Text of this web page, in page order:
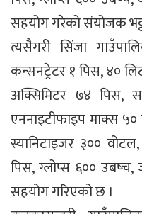
सहयोग गरेको संयोजक
त्यसैगरी सिंजा
कन्सनट्रेटर १ पिस, ४०
अक्सिमिटर ७४ पिस,
एननाइटीफाइप माक्स ५०
स्यानिटाइजर ३००
पिस, ग्लोप्स ६००
सहयोग गरिएको छ ।